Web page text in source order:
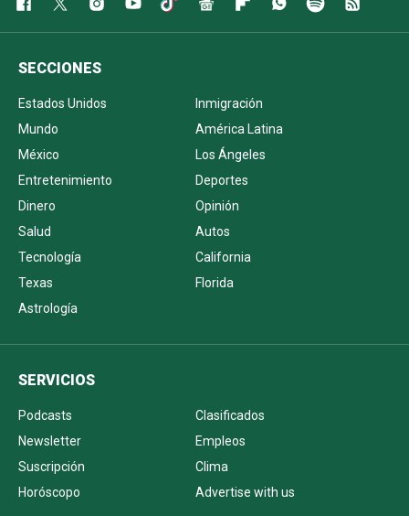
SECCIONES
Estados Unidos
Inmigración
Mundo
América Latina
México
Los Ángeles
Entretenimiento
Deportes
Dinero
Opinión
Salud
Autos
Tecnología
California
Texas
Florida
Astrología
SERVICIOS
Podcasts
Clasificados
Newsletter
Empleos
Suscripción
Clima
Horóscopo
Advertise with us